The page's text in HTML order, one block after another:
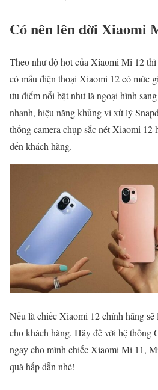
Có nên lên đời Xiaomi
Theo như độ hot của Xiaomi Mi 12
có mẫu điện thoại Xiaomi 12 có mức
ưu điểm nổi bật như là ngoại hình
nhanh, hiệu năng khủng vi xử lý
thống camera chụp sắc nét Xiaomi 12
đến khách hàng.
Nếu là chiếc Xiaomi 12 chính hãng sẽ
cho khách hàng. Hãy đế với hệ thống
ngay cho mình chiếc Xiaomi Mi 11,
quà hấp dẫn nhé!